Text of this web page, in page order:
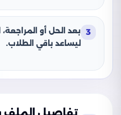
3
بعد الحل أو المراجعة،
ليساعد باقي الطلاب.